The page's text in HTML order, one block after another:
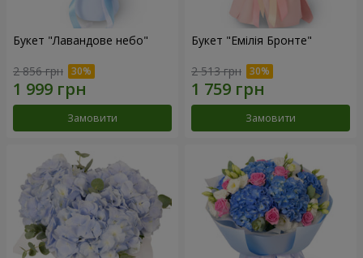
Букет "Лавандове небо"
2 856 грн
Замовити
Букет "Емілія Бронте"
2 513 грн
Замовити